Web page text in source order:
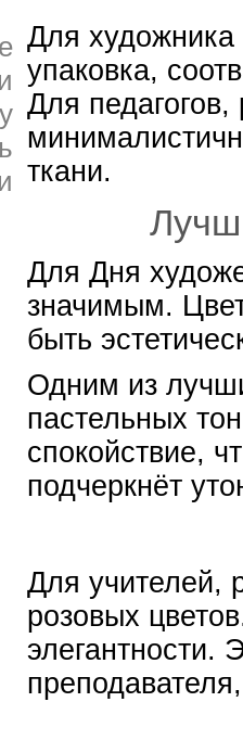
Для
упаковка,
Для
ткани.
Для Дня
значимым.
быть
Одним из
пастельных
спокойствие,
подчеркнёт
Для учителей,
розовых
элегантности.